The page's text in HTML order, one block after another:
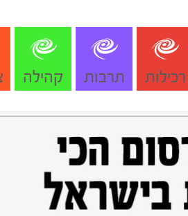
רכילות תרבות קהילה